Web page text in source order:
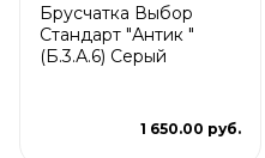
Брусчатка Выбор
Стандарт "Антик "
(Б.3.А.6) Серый
1 650.00 руб.